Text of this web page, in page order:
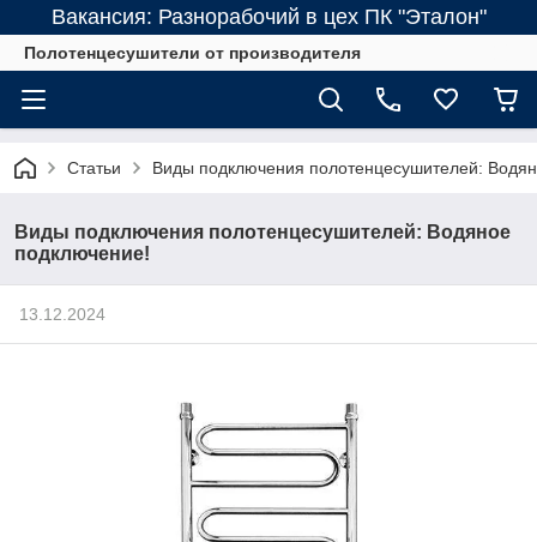
Вакансия: Разнорабочий в цех ПК "Эталон"
Полотенцесушители от производителя
Статьи Виды подключения полотенцесушителей:
Виды подключения полотенцесушителей: Водяное
подключение!
13.12.2024